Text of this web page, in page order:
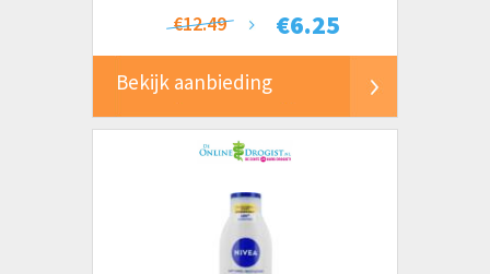
€6.25
€12.49
Bekijk aanbieding